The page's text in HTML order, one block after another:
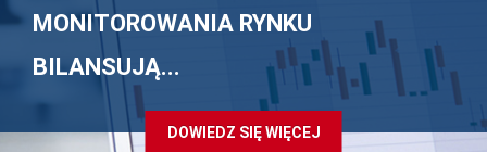
MONITOROWANIA RYNKU
BILANSUJĄ...
DOWIEDZ SIĘ WIĘCEJ
ELEKTROENERGETYCZNY GOTOWY NA
FALĘ UP...
DOWIEDZ SIĘ WIĘCEJ
ZE SPOTKANIA
DOWIEDZ SIĘ WIĘCEJ